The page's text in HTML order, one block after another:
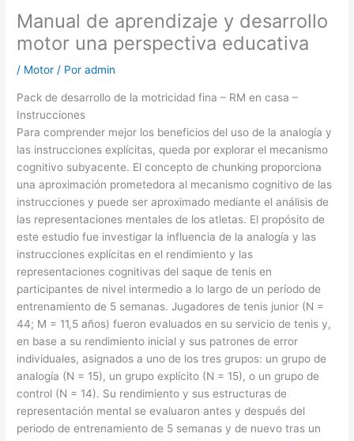
Manual de aprendizaje y desarrollo
motor una perspectiva educativa
/ Motor / Poradmin
Pack de desarrollo de la motricidad fina – RM en casa –
Instrucciones
Para comprender mejor los beneficios del uso de la analogía y
las instrucciones explícitas, queda por explorar el mecanismo
cognitivo subyacente. El concepto de chunking proporciona
una aproximación prometedora al mecanismo cognitivo de las
instrucciones y puede ser aproximado mediante el análisis de
las representaciones mentales de los atletas. El propósito de
este estudio fue investigar la influencia de la analogía y las
instrucciones explícitas en el rendimiento y las
representaciones cognitivas del saque de tenis en
participantes de nivel intermedio a lo largo de un período de
entrenamiento de 5 semanas. Jugadores de tenis junior (N =
44; M = 11,5 años) fueron evaluados en su servicio de tenis y,
en base a su rendimiento inicial y sus patrones de error
individuales, asignados a uno de los tres grupos: un grupo de
analogía (N = 15), un grupo explícito (N = 15), o un grupo de
control (N = 14). Su rendimiento y sus estructuras de
representación mental se evaluaron antes y después del
periodo de entrenamiento de 5 semanas y de nuevo tras un